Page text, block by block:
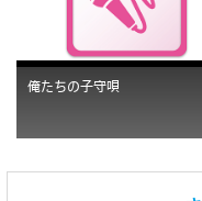
俺たちの子守唄